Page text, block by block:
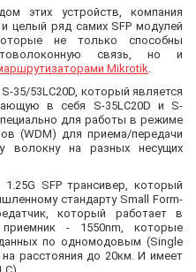
этих устройств, компания
целый ряд самих SFP модулей
не только способны
связь, но и
Mikrotik.
35/53LC20D, который является
в себя S-35LC20D и S-
для работы в режиме
(WDM) для приема/передачи
волокну на разных несущих
SFP трансивер, который
стандарту Small Form-
который работает в
- 1550nm, которые
по одномодовым (Single
расстояния до 20км. И имеет